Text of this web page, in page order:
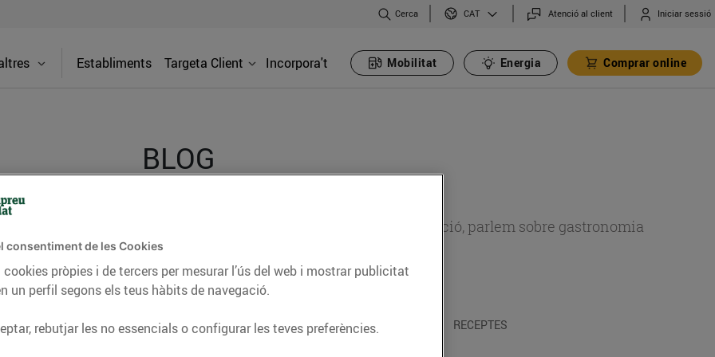
Cerca CAT Atenció al client Iniciar sessió
Establiments Targeta Client Incorpora't Mobilitat Energia Comprar online
BLOG
consells nutricionals, informació d’actualitat sobre alimentació, parlem sobre gastronomia
del nostre territori i molts altres temes.
CONSELLS I HÀBITS SALUDABLES ENERGIA GASTRONOMIA I TRADICIONS RECEPTES
consentiment de les Cookies
pròpies i de tercers per mesurar l’ús del web i mostrar publicitat
un perfil segons els teus hàbits de navegació.
rebutjar les no essencials o configurar les teves preferències.